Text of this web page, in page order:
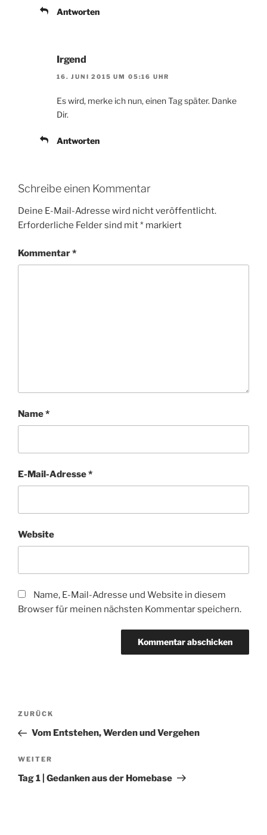
Antworten
Irgend
16. JUNI 2015 UM 05:16 UHR
Es wird, merke ich nun, einen Tag später. Danke
Dir.
Antworten
Schreibe einen Kommentar
Deine E-Mail-Adresse wird nicht veröffentlicht.
Erforderliche Felder sind mit* markiert
Kommentar*
Name*
E-Mail-Adresse*
Website
Name, E-Mail-Adresse und Website in diesem
Browser für meinen nächsten Kommentar speichern.
Beitragsnavigation
Vorheriger
Beitrag
ZURÜCK
Vom Entstehen, Werden und Vergehen
Nächster
Beitrag
WEITER
Tag 1 | Gedanken aus der Homebase